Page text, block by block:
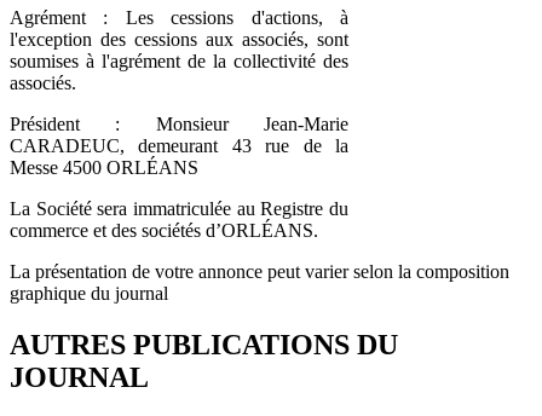
Agrément : Les cessions d'actions, à
l'exception des cessions aux associés, sont
soumises à l'agrément de la collectivité des
associés.
Président : Monsieur Jean-Marie
CARADEUC, demeurant 43 rue de la
Messe 4500 ORLÉANS
La Société sera immatriculée au Registre du
commerce et des sociétés d’ORLÉANS.
La présentation de votre annonce peut varier selon la composition
graphique du journal
AUTRES PUBLICATIONS DU
JOURNAL